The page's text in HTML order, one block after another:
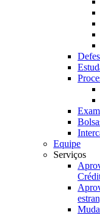
Equipe
Serviços